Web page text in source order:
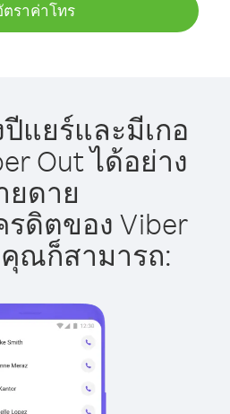
ตราค่าโทร
แยร์และมีเกอ
Out ได้อย่าง
ยดาย
ดิตของ Viber
ณก็สามารถ: